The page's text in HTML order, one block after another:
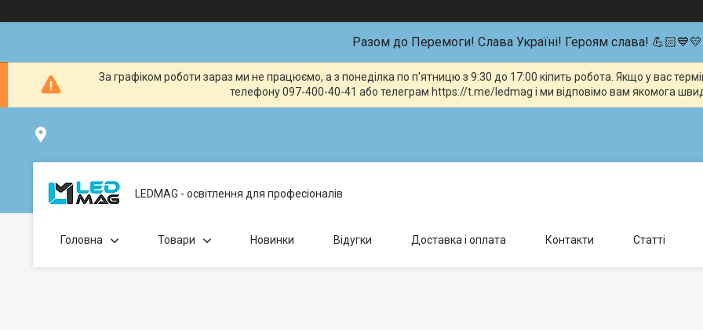
Разом до Перемоги! Слава Україні! Героям слава! 💪🏻💙💛
За графіком роботи зараз ми не працюємо, а з понеділка по п'ятницю з 9:30 до 17:00 кіпить робота. Якщо у вас
телефону 097-400-40-41 або телеграм https://t.me/ledmag і ми відповімо вам якомога
LEDMAG - освітлення для професіоналів
Головна Товари Новинки Відугки Доставка і оплата Контакти Статті